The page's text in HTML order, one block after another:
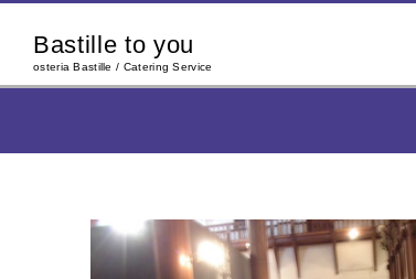
Bastille to you
osteria Bastille / Catering Service